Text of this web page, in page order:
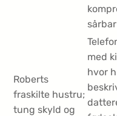
Roberts
fraskilte hustru;
tung skyld og
med
hvor